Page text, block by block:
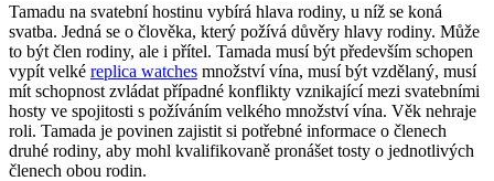
Tamadu na svatební hostinu vybírá hlava rodiny, u níž se koná
svatba. Jedná se o člověka, který požívá důvěry hlavy rodiny. Může
to být člen rodiny, ale i přítel. Tamada musí být především schopen
vypít velké replica watches množství vína, musí být vzdělaný, musí
mít schopnost zvládat případné konflikty vznikající mezi svatebními
hosty ve spojitosti s požíváním velkého množství vína. Věk nehraje
roli. Tamada je povinen zajistit si potřebné informace o členech
druhé rodiny, aby mohl kvalifikovaně pronášet tosty o jednotlivých
členech obou rodin.